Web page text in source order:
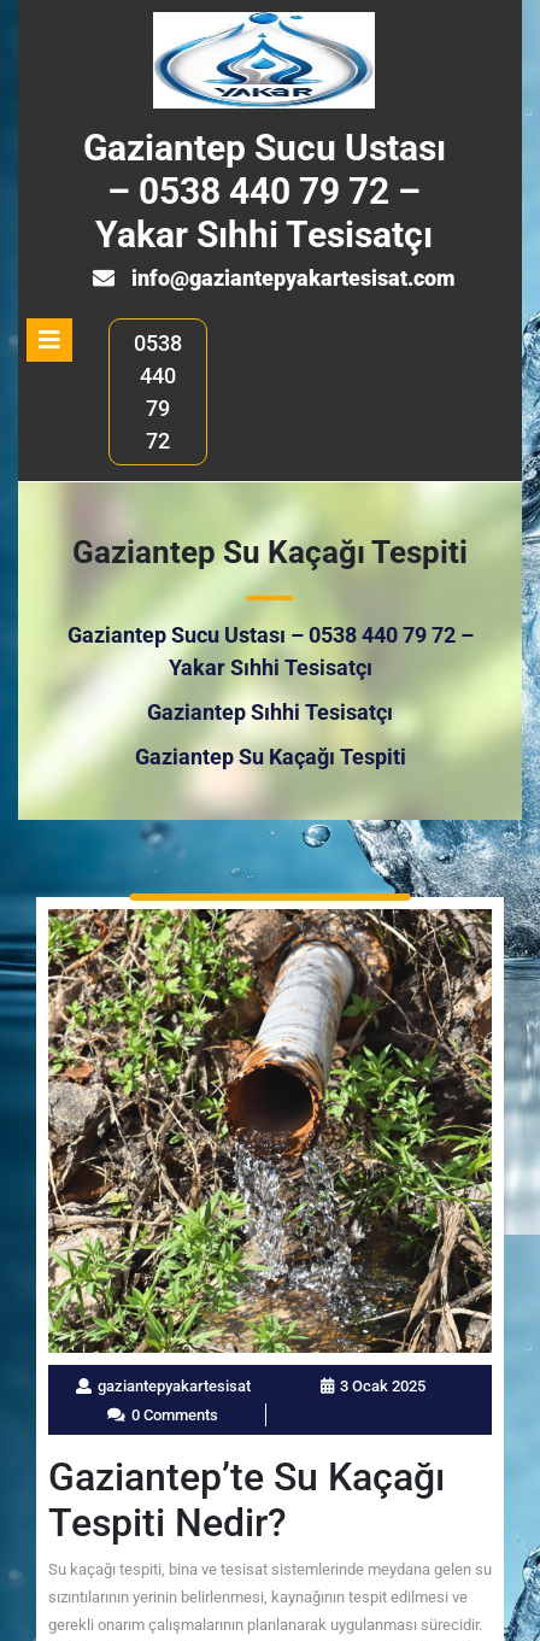
Gaziantep Sucu Ustası
– 0538 440 79 72 –
Yakar Sıhhi Tesisatçı
info@gaziantepyakartesisat.com
Open
0538
440
79
72
Gaziantep Su Kaçağı Tespiti
Gaziantep Sucu Ustası – 0538 440 79 72 –
Yakar Sıhhi Tesisatçı
Gaziantep Sıhhi Tesisatçı
Gaziantep Su Kaçağı Tespiti
gaziantepyakartesisat
3 Ocak 2025
0 Comments
Gaziantep’te Su Kaçağı
Tespiti Nedir?
Su kaçağı tespiti, bina ve tesisat sistemlerinde meydana gelen su
sızıntılarının yerinin belirlenmesi, kaynağının tespit edilmesi ve
gerekli onarım çalışmalarının planlanarak uygulanması sürecidir.